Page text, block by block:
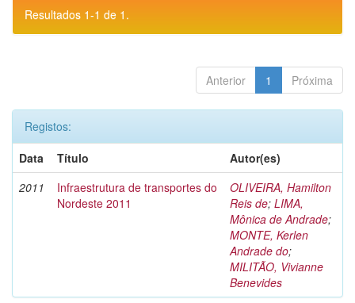
Resultados 1-1 de 1.
Anterior 1 Próxima
Registos:
Data
Título
Autor(es)
2011
Infraestrutura de transportes do
Nordeste 2011
OLIVEIRA, Hamilton
Reis de; LIMA,
Mônica de Andrade;
MONTE, Kerlen
Andrade do;
MILITÃO, Vivianne
Benevides